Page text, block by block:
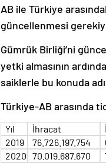
AB ile Türkiye
güncellenmesi
Gümrük Birliği’ni
yetki almasının
saiklerle bu konuda
Türkiye-AB arasında
Yıl İhracat
2019
76.726.197.754
2020 70.019.687.670